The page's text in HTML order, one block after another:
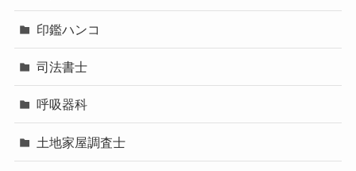
印鑑ハンコ
司法書士
呼吸器科
土地家屋調査士